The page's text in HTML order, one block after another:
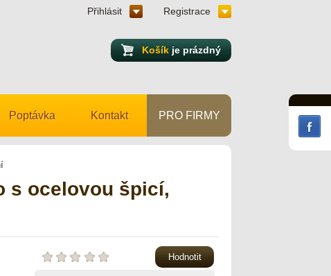
Košík je prázdný
Přihlásit Registrace
Poptávka Kontakt PRO FIRMY
s ocelovou špicí,
Hodnotit